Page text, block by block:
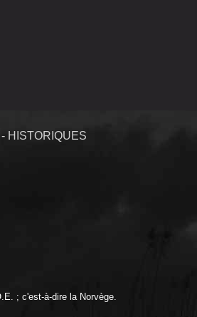
HISTORIQUES
; c'est-à-dire la Norvège.